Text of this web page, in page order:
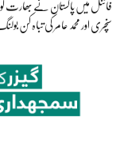
سنچری اور محمد عامر کی تباہ کن